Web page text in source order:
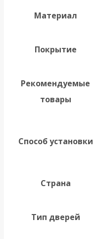
Материал
Покрытие
Рекомендуемые
товары
Способ установки
Страна
Тип дверей